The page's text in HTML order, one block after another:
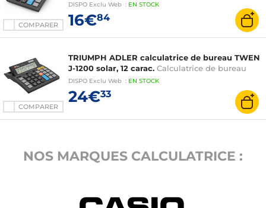
COMPARER
DISPO Exclu Web : EN STOCK
16€84
COMPARER
TRIUMPH ADLER calculatrice de bureau TWEN
J-1200 solar, 12 carac. Calculatrice de bureau
DISPO Exclu Web : EN STOCK
24€33
NOS MARQUES CALCULATRICE :